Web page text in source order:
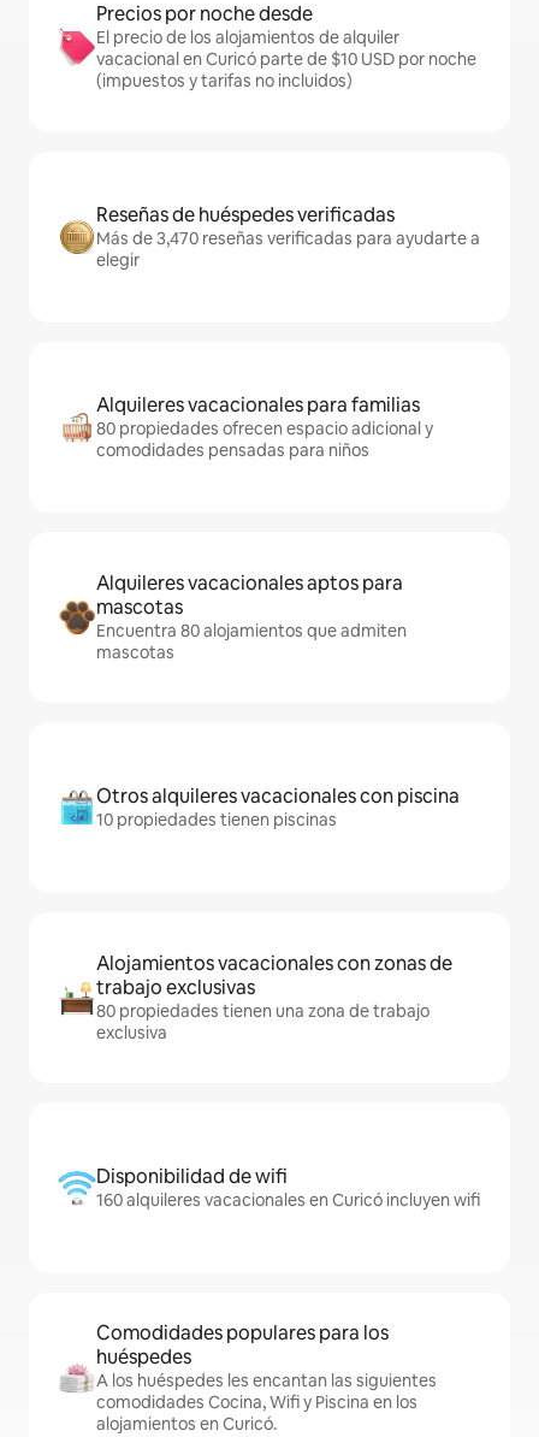
Precios por noche desde
El precio de los alojamientos de alquiler
vacacional en Curicó parte de $10 USD por noche
(impuestos y tarifas no incluidos)
Reseñas de huéspedes verificadas
Más de 3,470 reseñas verificadas para ayudarte a
elegir
Alquileres vacacionales para familias
80 propiedades ofrecen espacio adicional y
comodidades pensadas para niños
Alquileres vacacionales aptos para
mascotas
Encuentra 80 alojamientos que admiten
mascotas
Otros alquileres vacacionales con piscina
10 propiedades tienen piscinas
Alojamientos vacacionales con zonas de
trabajo exclusivas
80 propiedades tienen una zona de trabajo
exclusiva
Disponibilidad de wifi
160 alquileres vacacionales en Curicó incluyen wifi
Comodidades populares para los
huéspedes
A los huéspedes les encantan las siguientes
comodidades Cocina, Wifi y Piscina en los
alojamientos en Curicó.